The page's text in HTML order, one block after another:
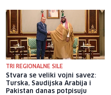
TRI REGIONALNE SILE
Stvara se veliki vojni savez:
Turska, Saudijska Arabija i
Pakistan danas potpisuju